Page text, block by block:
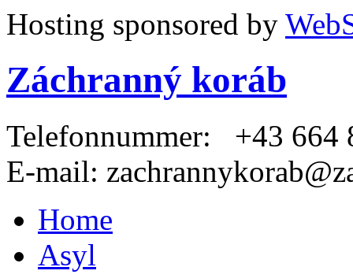
Hosting sponsored by
Záchranný koráb
Telefonnummer: +43 664
E-mail:
Home
Asyl